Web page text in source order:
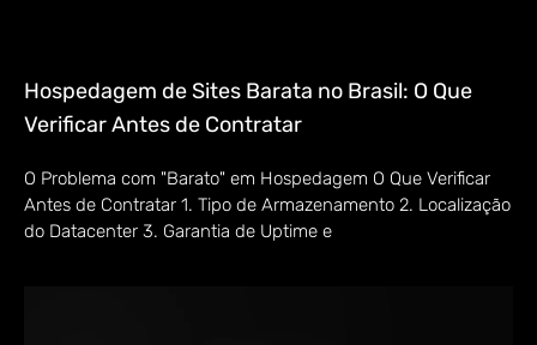
Hospedagem de Sites Barata no Brasil: O Que
Verificar Antes de Contratar
O Problema com "Barato" em Hospedagem O Que Verificar
Antes de Contratar 1. Tipo de Armazenamento 2. Localização
do Datacenter 3. Garantia de Uptime e